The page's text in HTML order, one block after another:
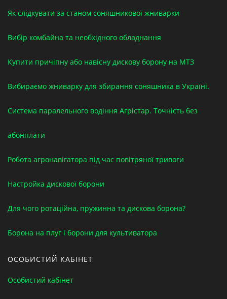
Як слідкувати за станом соняшникової жниварки
Вибір комбайна та необхідного обладнання
Купити причіпну або навісну дискову борону на МТЗ
Вибираємо жниварку для збирання соняшника в Україні.
Система паралельного водіння Агрістар. Точність без
абонплати
Робота агронавігатора під час повітряної тривоги
Настройка дискової борони
Для чого ротаційна, пружинна та дискова борона?
Борона на плуг і борони для культиватора
ОСОБИСТИЙ КАБІНЕТ
Особистий кабінет